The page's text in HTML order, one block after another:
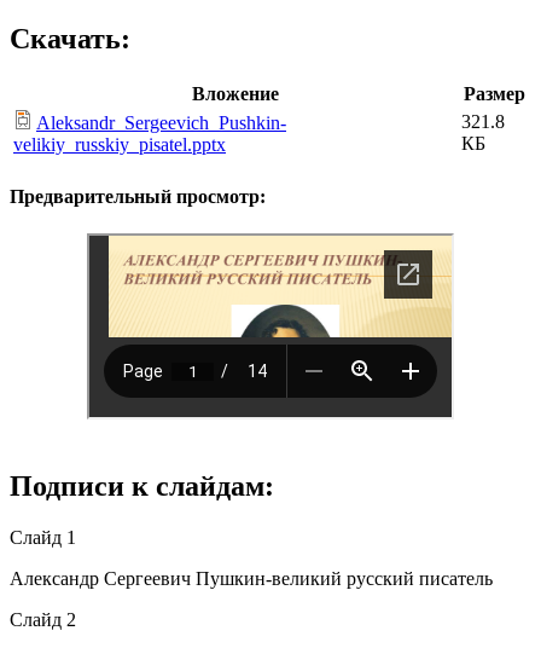
Скачать:
Вложение
Размер
Aleksandr_Sergeevich_Pushkin-
velikiy_russkiy_pisatel.pptx
321.8
КБ
Предварительный просмотр:
Подписи к слайдам:
Слайд 1
Александр Сергеевич Пушкин-великий русский писатель
Слайд 2